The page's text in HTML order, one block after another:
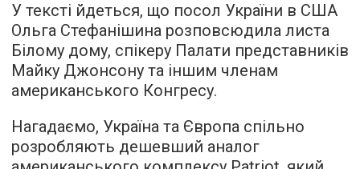
У тексті йдеться, що посол України в США
Ольга Стефанішина розповсюдила листа
Білому дому, спікеру Палати представників
Майку Джонсону та іншим членам
американського Конгресу.
Нагадаємо, Україна та Європа спільно
розробляють дешевший аналог